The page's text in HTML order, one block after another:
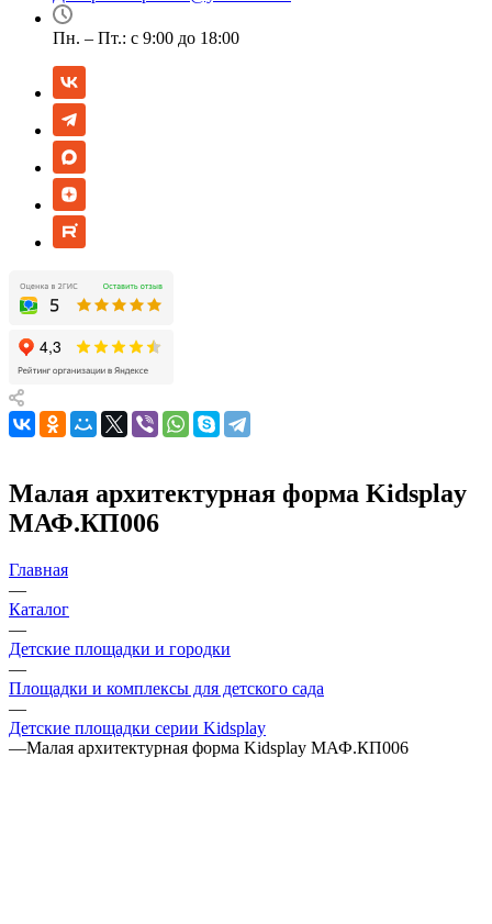
Пн. – Пт.: с 9:00 до 18:00
Малая архитектурная форма Kidsplay
МАФ.КП006
Главная
—
Каталог
—
Детские площадки и городки
—
Площадки и комплексы для детского сада
—
Детские площадки серии Kidsplay
—Малая архитектурная форма Kidsplay МАФ.КП006